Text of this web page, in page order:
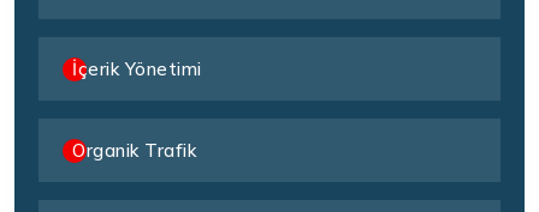
İçerik Yönetimi
Organik Trafik